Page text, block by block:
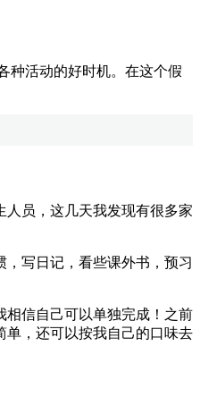
种活动的好时机。在这个假
员，这几天我发现有很多家
写日记，看些课外书，预习
信自己可以单独完成！之前
单，还可以按我自己的口味去